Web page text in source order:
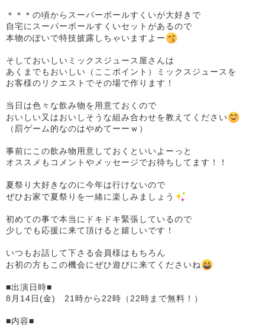
＊＊＊の頃からスーパーボールすくいが大好きで
自宅にスーパーボールすくいセットがあるので
本物のぽいで特技披露しちゃいますよー
そしておいしいミックスジュース屋さんは
あくまでもおいしい（ここポイント）ミックスジュースを
お客様のリクエストでその場で作ります！
当日は色々な飲み物を用意ておくので
おいしい又はおいしそうな組み合わせを教えてください
（罰ゲーム的なのはやめてーーｗ）
事前にこの飲み物用意しておくといいよーっと
オススメもコメントやメッセージでお待ちしてます！！
夏祭り大好きなのに今年は行けないので
ぜひお家で夏祭りを一緒に楽しみましょう
初めての事で本当にドキドキ緊張しているので
少しでも応援に来て頂けると嬉しいです！
いつもお話して下さる会員様はもちろん
お初の方もこの機会にぜひ遊びに来てくださいね
■出演日時■
8月14日(金) 21時から22時（22時まで無料！）
■内容■